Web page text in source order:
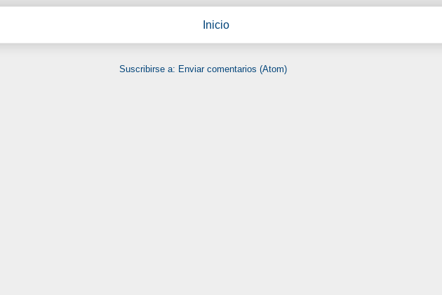
Inicio
Suscribirse a: Enviar comentarios (Atom)